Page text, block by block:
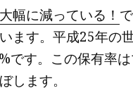
幅に減っている！
ます。平成25年の
です。この保有率
します。